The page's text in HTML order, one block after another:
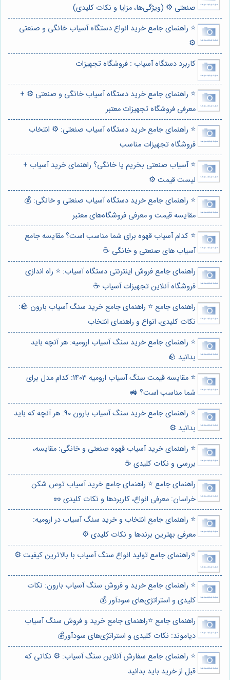
صنعتی ⚙️ (ویژگی‌ها، مزایا و نکات کلیدی)
⭐️ راهنمای جامع خرید انواع دستگاه آسیاب خانگی و صنعتی
⚙️
کاربرد دستگاه آسیاب : فروشگاه تجهیزات
⭐️ راهنمای جامع خرید دستگاه آسیاب خانگی و صنعتی ⚙️ +
معرفی فروشگاه تجهیزات معتبر
⭐️ راهنمای جامع خرید دستگاه آسیاب صنعتی: ⚙️ انتخاب
فروشگاه تجهیزات مناسب
⭐️ آسیاب صنعتی بخریم یا خانگی؟ راهنمای خرید آسیاب +
لیست قیمت ⚙️
⭐️ راهنمای جامع خرید دستگاه آسیاب صنعتی و خانگی: 💰
مقایسه قیمت و معرفی فروشگاه‌های معتبر
⭐️ کدام آسیاب قهوه برای شما مناسب است؟ مقایسه جامع
آسیاب های صنعتی و خانگی ☕️
راهنمای جامع فروش اینترنتی دستگاه آسیاب: ⭐️ راه اندازی
فروشگاه آنلاین تجهیزات آسیاب ☕
راهنمای جامع ⭐️ راهنمای جامع خرید سنگ آسیاب بارون 🪨:
نکات کلیدی، انواع و راهنمای انتخاب
⭐️ راهنمای جامع خرید سنگ آسیاب ارومیه: هر آنچه باید
بدانید 🪨
⭐️ مقایسه قیمت سنگ آسیاب ارومیه 1403: کدام مدل برای
شما مناسب است؟ 🚜
⭐️ راهنمای جامع خرید سنگ آسیاب بارون 90: هر آنچه که باید
بدانید ⚙️
⭐️ راهنمای خرید آسیاب قهوه صنعتی و خانگی: مقایسه،
بررسی و نکات کلیدی ☕
راهنمای جامع ⭐️ راهنمای جامع خرید آسیاب توس شکن
خراسان: معرفی انواع، کاربردها و نکات کلیدی 🥜
⭐️ راهنمای جامع انتخاب و خرید سنگ آسیاب در ارومیه:
معرفی بهترین برندها و نکات کلیدی ⚙️
⭐️راهنمای جامع تولید انواع سنگ آسیاب با بالاترین کیفیت ⚙️
⭐️ راهنمای جامع خرید و فروش سنگ آسیاب بارون: نکات
کلیدی و استراتژی‌های سودآور 💰
راهنمای جامع ⭐️راهنمای جامع خرید و فروش سنگ آسیاب
دیاموند: نکات کلیدی و استراتژی‌های سودآور💰
⭐️ راهنمای جامع سفارش آنلاین سنگ آسیاب: ⚙️ نکاتی که
قبل از خرید باید بدانید